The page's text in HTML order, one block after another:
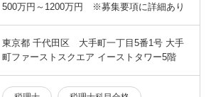
500万円～1200万円 ※募集要項に詳細あり
東京都 千代田区 大手町一丁目5番1号 大手
町ファーストスクエア イーストタワー5階